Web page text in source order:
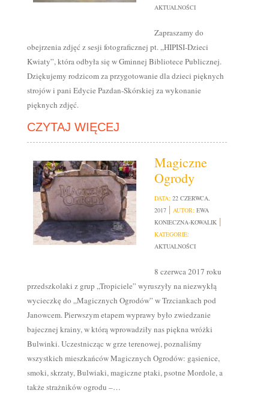
AKTUALNOŚCI
Zapraszamy do
obejrzenia zdjęć z sesji fotograficznej pt. „HIPISI-Dzieci
Kwiaty”, która odbyła się w Gminnej Bibliotece Publicznej.
Dziękujemy rodzicom za przygotowanie dla dzieci pięknych
strojów i pani Edycie Pazdan-Skórskiej za wykonanie
pięknych zdjęć.
CZYTAJ WIĘCEJ
Magiczne
Ogrody
DATA: 22 CZERWCA,
2017
AUTOR: EWA
KONIECZNA-KOWALIK
KATEGORIE:
AKTUALNOŚCI
8 czerwca 2017 roku
przedszkolaki z grup „Tropiciele” wyruszyły na niezwykłą
wycieczkę do „Magicznych Ogrodów” w Trzciankach pod
Janowcem. Pierwszym etapem wyprawy było zwiedzanie
bajecznej krainy, w którą wprowadziły nas piękna wróżki
Bulwinki. Uczestnicząc w grze terenowej, poznaliśmy
wszystkich mieszkańców Magicznych Ogrodów: gąsienice,
smoki, skrzaty, Bulwiaki, magiczne ptaki, psotne Mordole, a
także strażników ogrodu –…